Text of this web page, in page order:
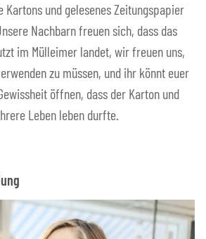
Kartons und gelesenes Zeitungspapier
Nachbarn freuen sich, dass das
im Mülleimer landet, wir freuen uns,
zu müssen, und ihr könnt euer
öffnen, dass der Karton und
Leben leben durfte.